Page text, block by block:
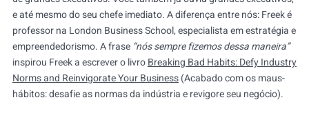
e até mesmo do seu chefe imediato. A diferença entre nós: Freek é
professor na London Business School, especialista em estratégia e
empreendedorismo. A frase “nós sempre fizemos dessa maneira”
inspirou Freek a escrever o livroBreaking Bad Habits: Defy Industry
Norms and Reinvigorate Your Business(Acabado com os maus-
hábitos: desafie as normas da indústria e revigore seu negócio).